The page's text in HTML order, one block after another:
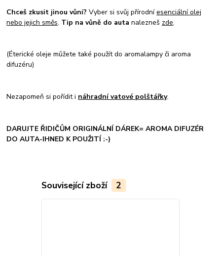
Chceš zkusit jinou vůni? Vyber si svůj přírodníesenciální olej
nebo jejich směs. Tip na vůně do autanalezneš zde.
(Éterické oleje můžete také použít do aromalampy či aroma
difuzéru)
Nezapomeň si pořídit i náhradní vatové polštářky.
DARUJTE ŘIDIČŮM ORIGINÁLNÍ DÁREK= AROMA DIFUZÉR
DO AUTA-IHNED K POUŽITÍ :-)
Související zboží 2